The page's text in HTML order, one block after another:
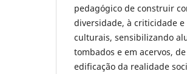
pedagógico de construir
diversidade, à criticidade
culturais, sensibilizando
tombados e em acervos,
edificação da realidade